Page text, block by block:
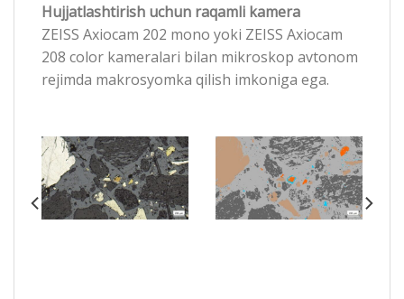
Hujjatlashtirish uchun raqamli kamera
ZEISS Axiocam 202 mono yoki ZEISS Axiocam
208 color kameralari bilan mikroskop avtonom
rejimda makrosyomka qilish imkoniga ega.